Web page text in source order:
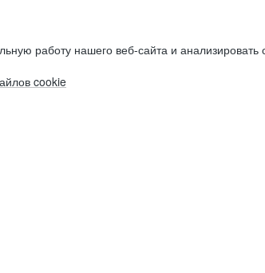
работу нашего веб-сайта и анализировать
cookie